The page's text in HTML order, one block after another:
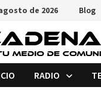
de 2026 Blog
RADIO